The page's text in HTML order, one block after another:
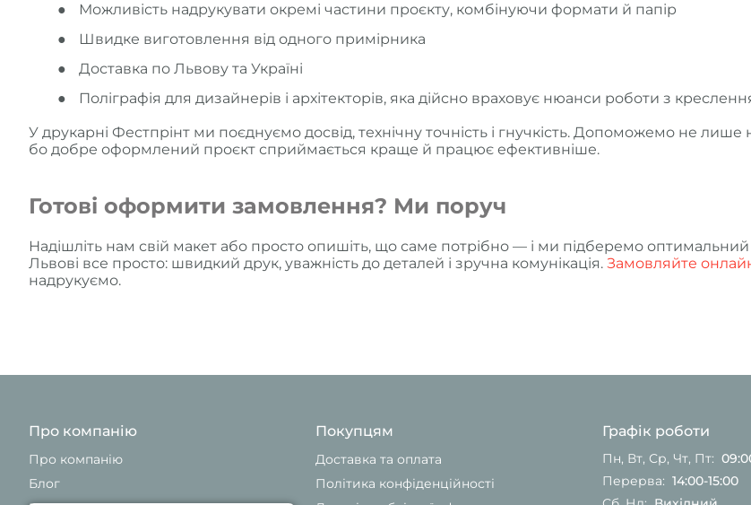
Можливість надрукувати окремі частини проєкту, комбінуючи формати й папір
Швидке виготовлення від одного примірника
Доставка по Львову та Україні
Поліграфія для дизайнерів і архітекторів, яка дійсно враховує нюанси роботи з
У друкарні Фестпрінт ми поєднуємо досвід, технічну точність і гнучкість. Допоможемо не
бо добре оформлений проєкт сприймається краще й працює ефективніше.
Готові оформити замовлення? Ми поруч
Надішліть нам свій макет або просто опишіть, що саме потрібно — і ми підберемо оптимальний
Львові все просто: швидкий друк, уважність до деталей і зручна комунікація. Замовляйте
надрукуємо.
Про компанію
Про компанію
Блог
Покупцям
Доставка та оплата
Політика конфіденційності
Графік роботи
Пн, Вт, Ср, Чт, Пт:
Перерва: 14:00-15:00